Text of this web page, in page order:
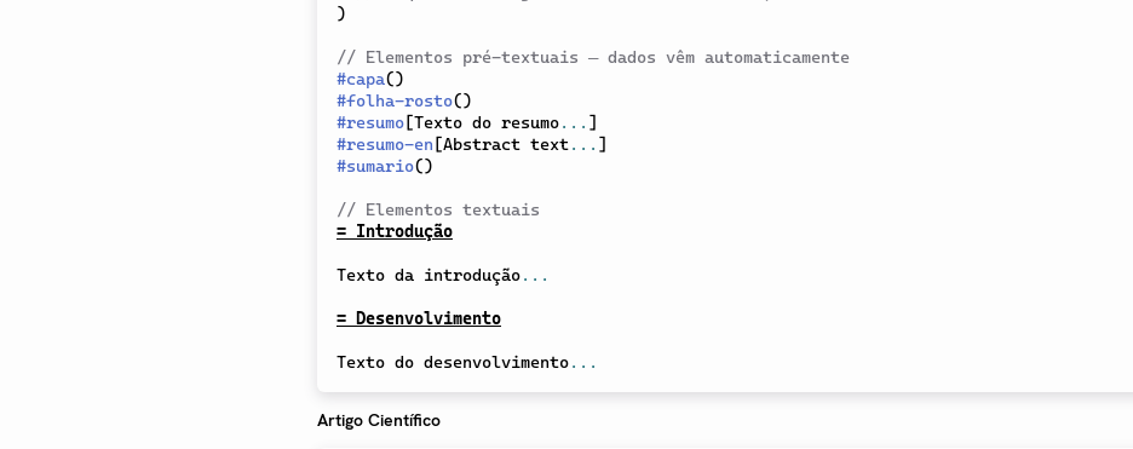
)
// Elementos pré-textuais — dados vêm automaticamente
#capa()
#folha-rosto()
#resumo [Texto do resumo... ]
#resumo-en [Abstract text... ]
#sumario()
// Elementos textuais
= Introdução
Texto da introdução...
= Desenvolvimento
Texto do desenvolvimento...
Artigo Científico